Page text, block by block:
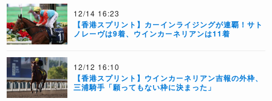
12/14 16:23
【香港スプリント】カーインライジングが連覇！サト
ノレーヴは9着、ウインカーネリアンは11着
12/12 16:10
【香港スプリント】ウインカーネリアン吉報の外枠、
三浦騎手「願ってもない枠に決まった」